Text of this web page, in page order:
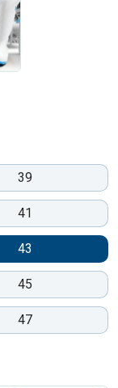
39
41
43
45
47